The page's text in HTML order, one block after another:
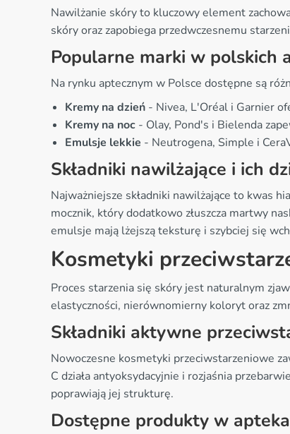
Nawilżanie skóry to kluczowy element
skóry oraz zapobiega przedwczesnemu
Popularne marki w polskich
Na rynku aptecznym w Polsce dostępne są
Kremy na dzień - Nivea, L'Oréal i Garnier
Kremy na noc - Olay, Pond's i Bielenda
Emulsje lekkie - Neutrogena, Simple i
Składniki nawilżające i ich
Najważniejsze składniki nawilżające to kwas
mocznik, który dodatkowo złuszcza martwy
emulsje mają lżejszą teksturę i szybciej się
Kosmetyki
Proces starzenia się skóry jest naturalnym
elastyczności, nierównomierny koloryt oraz
Składniki aktywne
Nowoczesne kosmetyki przeciwstarzeniowe
C działa antyoksydacyjnie i rozjaśnia
poprawiają jej strukturę.
Dostępne produkty w